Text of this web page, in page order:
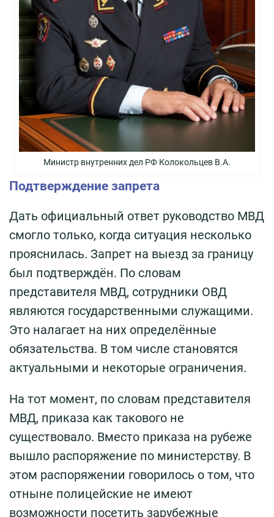
Министр внутренних дел РФ Колокольцев В.А.
Подтверждение запрета
Дать официальный ответ руководство МВД
смогло только, когда ситуация несколько
прояснилась. Запрет на выезд за границу
был подтверждён. По словам
представителя МВД, сотрудники ОВД
являются государственными служащими.
Это налагает на них определённые
обязательства. В том числе становятся
актуальными и некоторые ограничения.
На тот момент, по словам представителя
МВД, приказа как такового не
существовало. Вместо приказа на рубеже
вышло распоряжение по министерству. В
этом распоряжении говорилось о том, что
отныне полицейские не имеют
возможности посетить зарубежные